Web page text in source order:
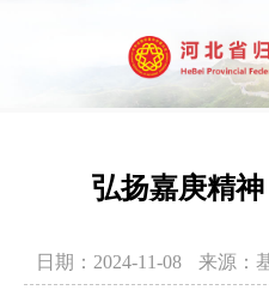
弘扬嘉庚精
日期：2024-11-08 来源：